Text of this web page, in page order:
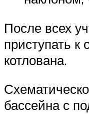
После всех
приступать к
котлована.
бассейна с